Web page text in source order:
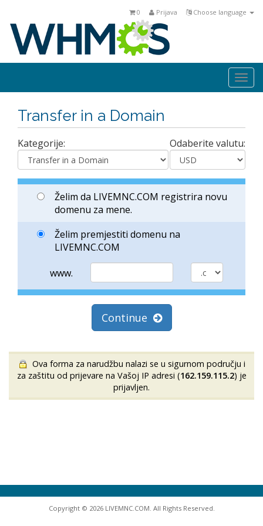
Choose language
Prijava
0
Transfer in a Domain
Kategorije: Odaberite valutu:
Želim da LIVEMNC.COM registrira novu
domenu za mene.
Želim premjestiti domenu na
LIVEMNC.COM
www.
Continue
Ova forma za narudžbu nalazi se u sigurnom području i
za zaštitu od prijevare na Vašoj IP adresi (162.159.115.2) je
prijavljen.
Copyright © 2026 LIVEMNC.COM. All Rights Reserved.